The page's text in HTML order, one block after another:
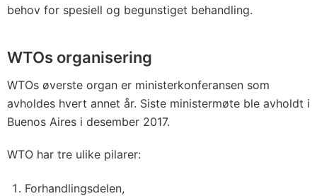
behov for spesiell og begunstiget behandling.
WTOs organisering
WTOs øverste organ er ministerkonferansen som
avholdes hvert annet år. Siste ministermøte ble avholdt i
Buenos Aires i desember 2017.
WTO har tre ulike pilarer:
Forhandlingsdelen,